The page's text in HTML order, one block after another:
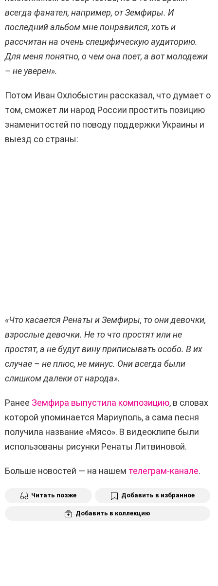
всегда фанател, например, от Земфиры. И
последний альбом мне понравился, хоть и
рассчитан на очень специфическую аудиторию.
Для меня понятно, о чем она поет, а вот молодежи
– не уверен».
Потом Иван Охлобыстин рассказал, что думает о
том, сможет ли народ России простить позицию
знаменитостей по поводу поддержки Украины и
выезд со страны:
«Что касается Ренаты и Земфиры, то они девочки,
взрослые девочки. Не то что простят или не
простят, а не будут вину приписывать особо. В их
случае – не плюс, не минус. Они всегда были
слишком далеки от народа».
Ранее Земфира выпустила композицию, в словах
которой упоминается Мариуполь, а сама песня
получила название «Мясо». В видеоклипе были
использованы рисунки Ренаты Литвиновой.
Больше новостей — на нашем телеграм-канале.
Читать позже Добавить в избранное
Добавить в коллекцию